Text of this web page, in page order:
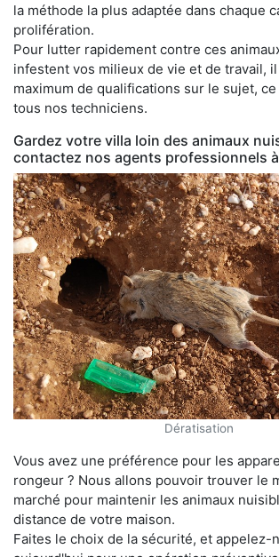
la méthode la plus adaptée dans chaque
prolifération.
Pour lutter rapidement contre ces
infestent vos milieux de vie et de travail,
maximum de qualifications sur le sujet,
tous nos techniciens.
Gardez votre villa loin des animaux
contactez nos agents professionnels
Dératisation
Vous avez une préférence pour les
rongeur ? Nous allons pouvoir trouver le
marché pour maintenir les animaux
distance de votre maison.
Faites le choix de la sécurité, et appelez-